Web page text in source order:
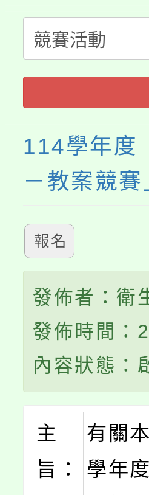
程，歡迎
心理、諮
系所師生
縣市「校
門員」簡
踴躍報名
桃園市
要點
「桃園市
展演活動
115年度
義教育推
114學年度
－教案競賽
報名
發佈者：衛
發佈時間：
內容狀態：
主
旨：
有關
學年